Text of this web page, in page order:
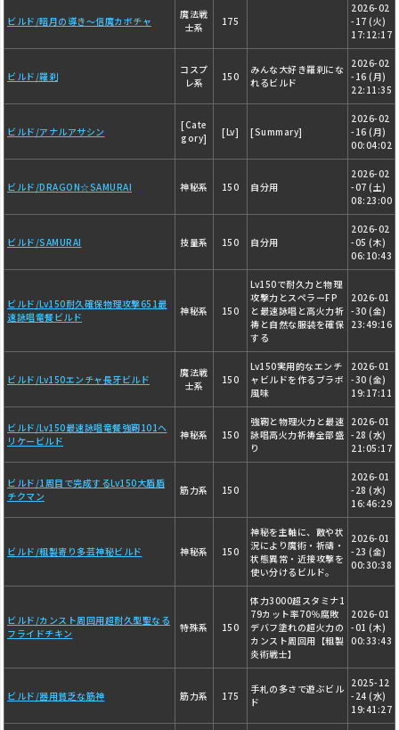
ビルド/暗月の導き～信魔カボチャ
魔法戦
士系
175
2026-02
-17 (火)
17:12:17
ビルド/羅刹
コスプ
レ系
150
みんな大好き羅刹にな
れるビルド
2026-02
-16 (月)
22:11:35
ビルド/アナルアサシン
[Cate
gory]
[Lv] [Summary]
2026-02
-16 (月)
00:04:02
ビルド/DRAGON☆SAMURAI 神秘系 150 自分用
2026-02
-07 (土)
08:23:00
ビルド/SAMURAI 技量系 150 自分用
2026-02
-05 (木)
06:10:43
ビルド/Lv150耐久確保物理攻撃651最
速詠唱竜餐ビルド
神秘系 150
Lv150で耐久力と物理
攻撃力とスペラーFP
と最速詠唱と高火力祈
祷と自然な服装を確保
する
2026-01
-30 (金)
23:49:16
ビルド/Lv150エンチャ長牙ビルド
魔法戦
士系
150
Lv150実用的なエンチ
ャビルドを作るブラボ
風味
2026-01
-30 (金)
19:17:11
ビルド/Lv150最速詠唱竜餐強靭101ヘ
リケービルド
神秘系 150
強靭と物理火力と最速
詠唱高火力祈祷全部盛
り
2026-01
-28 (水)
21:05:17
ビルド/1周目で完成するLv150大盾盾
チクマン
筋力系 150
2026-01
-28 (水)
16:46:29
ビルド/粗製寄り多芸神秘ビルド 神秘系 150
神秘を主軸に、敵や状
況により魔術・祈禱・
状態異常・近接攻撃を
使い分けるビルド。
2026-01
-23 (金)
00:30:38
ビルド/カンスト周回用超耐久型聖なる
フライドチキン
特殊系 150
体力3000超スタミナ1
79カット率70％腐敗
デバフ塗れの超火力の
カンスト周回用【粗製
炎術戦士】
2026-01
-01 (木)
00:33:43
ビルド/器用貧乏な筋神 筋力系 175
手札の多さで遊ぶビル
ド
2025-12
-24 (水)
19:41:27